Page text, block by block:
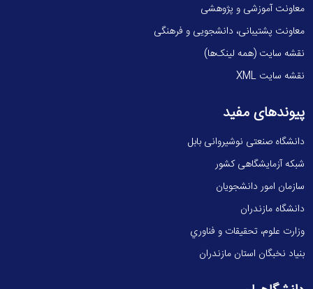
معاونت آموزشی و پژوهشی
معاونت پشتیبانی، دانشجویی و فرهنگی
نقشه سایت (همه لینک‌ها)
نقشه سایت XML
پیوندهای مفید
دانشگاه صنعتی نوشیروانی بابل
شبکه آزمایشگاهی کشور
سازمان امور دانشجویان
دانشگاه مازندران
وزارت علوم، تحقيقات و فناوري
بنیاد نخبگان استان مازندران